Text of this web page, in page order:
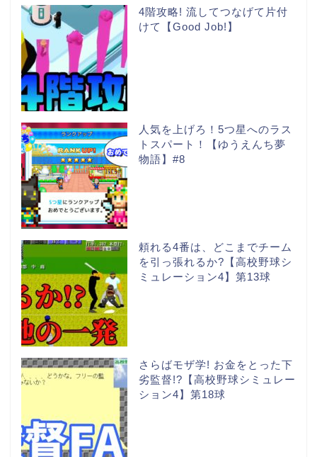
4階攻略! 流してつなげて片付
けて【Good Job!】
人気を上げろ！5つ星へのラス
トスパート！【ゆうえんち夢
物語】#8
頼れる4番は、どこまでチーム
を引っ張れるか?【高校野球シ
ミュレーション4】第13球
さらばモザ学! お金をとった下
劣監督!?【高校野球シミュレー
ション4】第18球